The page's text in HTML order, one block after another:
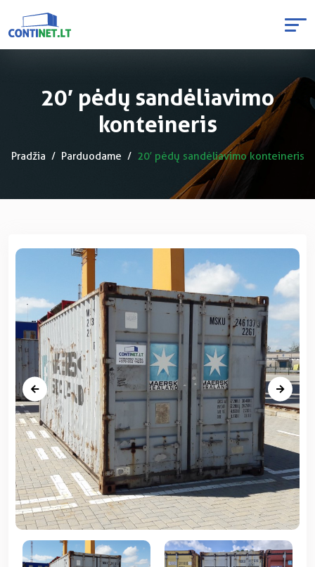
20′ pėdų sandėliavimo
konteineris
Pradžia Parduodame 20′ pėdų sandėliavimo konteineris